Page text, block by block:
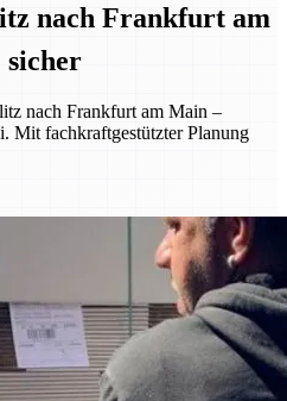
nach Frankfurt am
nach Frankfurt am Main –
Mit fachkraftgestützter Planung